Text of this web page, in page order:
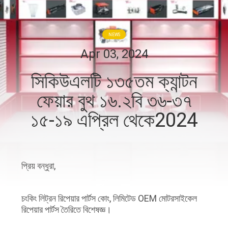
আমাদের
সম্বন্ধে
কারখানা
পরিদর্শন
গুণমান
একটি
NEWS
Apr 03, 2024
সিকিউএলটি ১৩৫তম ক্যান্টন
ফেয়ার বুথ ১৬.২বি ৩৬-৩৭
১৫-১৯ এপ্রিল থেকে2024
প্রিয় বন্ধুরা,
চংকিং লিট্রন রিপেয়ার পার্টস কোং, লিমিটেড OEM মোটরসাইকেল
রিপেয়ার পার্টস তৈরিতে বিশেষজ্ঞ।